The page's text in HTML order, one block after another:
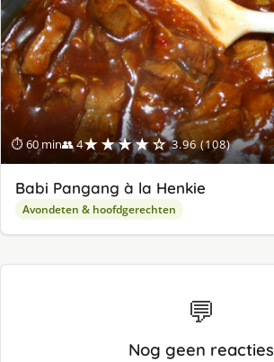
⏱ 60 min👥 4★★★★☆ 3.96 (108)
Babi Pangang à la Henkie
Avondeten & hoofdgerechten
💬
Nog geen reacties